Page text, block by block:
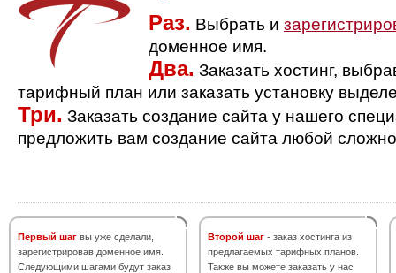
Раз. Выбрать и
доменное имя.
Два. Заказать хостинг,
тарифный план или заказать установку
Три. Заказать создание сайта у нашего
предложить вам создание сайта любой
Первый шаг вы уже сделали,
зарегистрировав доменное имя.
Следующими шагами будут заказ
Второй шаг - заказ хостинга из
предлагаемых тарифных планов.
Также вы можете заказать у нас